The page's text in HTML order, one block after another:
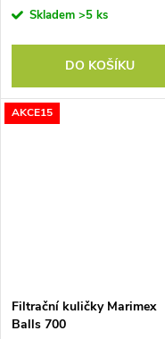
Skladem >5 ks
DO KOŠÍKU
AKCE15
Filtrační kuličky Marimex
Balls 700